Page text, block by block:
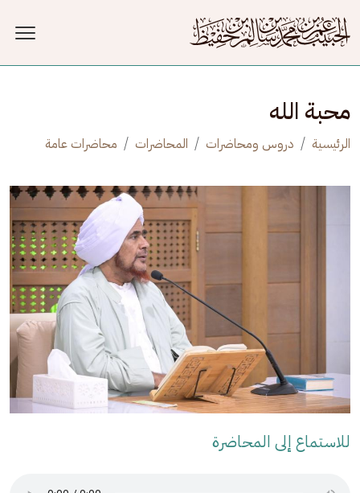
محبة الله
الرئيسية دروس ومحاضرات المحاضرات محاضرات عامة
للاستماع إلى المحاضرة
Audio Stream